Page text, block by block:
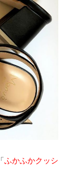
ふかふかクッシ